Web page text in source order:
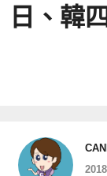
日、韓